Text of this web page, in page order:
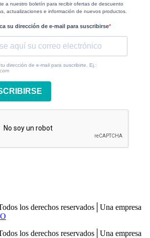
a nuestro boletín para recibir ofertas de descuento
actualizaciones e información de nuevos productos.
su dirección de e-mail para suscribirse
dirección de e-mail para suscribirte. Ej.:
los derechos reservados│Una empresa
los derechos reservados│Una empresa